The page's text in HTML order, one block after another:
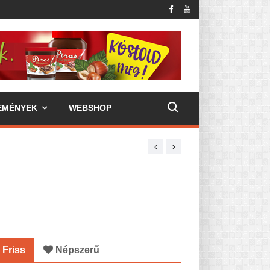
WEBSHOP
Friss Népszerű